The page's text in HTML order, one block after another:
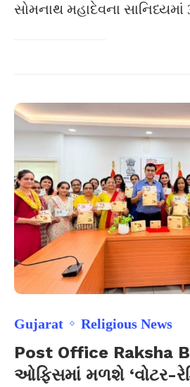
સોમનાથ મહાદેવના
Gujarat Religious News
Post Office Raksha
ઓફિસમાં મળશે ‘વોટર-